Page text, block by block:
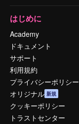
はじめに
Academy
ドキュメント
サポート
利用規約
プライバシーポリシー
オリジナル 新規
クッキーポリシー
トラストセンター